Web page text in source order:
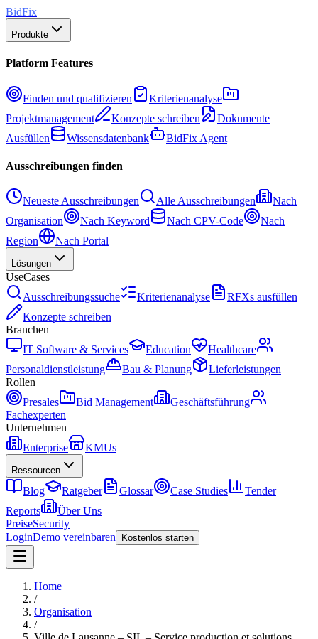
BidFix
Produkte
Platform Features
Finden und qualifizieren
Kriterienanalyse
Projektmanagement
Konzepte schreiben
Dokumente
Ausfüllen
Wissensdatenbank BidFix Agent
Ausschreibungen finden
Neueste Ausschreibungen Alle Ausschreibungen
Nach
Organisation
Nach Keyword Nach CPV-Code
Nach
Region
Nach Portal
Lösungen
UseCases
Ausschreibungssuche
Kriterienanalyse
RFXs ausfüllen
Konzepte schreiben
Branchen
IT Software & Services
Education
Healthcare
Personaldienstleistung
Bau & Planung
Lieferleistungen
Rollen
Presales
Bid Management
Geschäftsführung
Fachexperten
Unternehmen
Enterprise
KMUs
Ressourcen
Blog Ratgeber Glossar Case Studies
Tender
Reports
Über Uns
PreiseSecurity
LoginDemo vereinbaren Kostenlos starten
Home
/
Organisation
/